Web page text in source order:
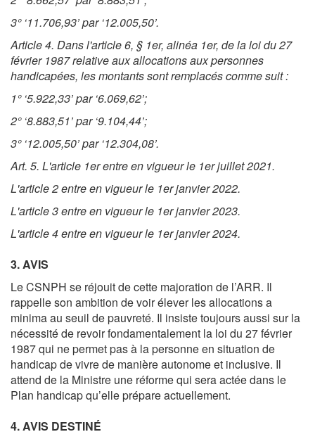
3° ‘11.706,93’ par ‘12.005,50’.
Article 4. Dans l'article 6, § 1er, alinéa 1er, de la loi du 27
février 1987 relative aux allocations aux personnes
handicapées, les montants sont remplacés comme suit :
1° ‘5.922,33’ par ‘6.069,62’;
2° ‘8.883,51’ par ‘9.104,44’;
3° ‘12.005,50’ par ‘12.304,08’.
Art. 5. L'article 1er entre en vigueur le 1er juillet 2021.
L'article 2 entre en vigueur le 1er janvier 2022.
L'article 3 entre en vigueur le 1er janvier 2023.
L'article 4 entre en vigueur le 1er janvier 2024.
3. AVIS
Le CSNPH se réjouit de cette majoration de l’ARR. Il
rappelle son ambition de voir élever les allocations a
minima au seuil de pauvreté. Il insiste toujours aussi sur la
nécessité de revoir fondamentalement la loi du 27 février
1987 qui ne permet pas à la personne en situation de
handicap de vivre de manière autonome et inclusive. Il
attend de la Ministre une réforme qui sera actée dans le
Plan handicap qu’elle prépare actuellement.
4. AVIS DESTINÉ